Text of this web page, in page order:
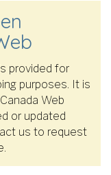
provided for
purposes. It is
Web
or updated
us to request